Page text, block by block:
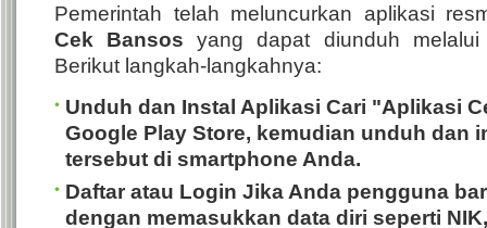
Pemerintah telah meluncurkan aplikasi
Cek Bansos yang dapat diunduh
Berikut langkah-langkahnya:
Unduh dan Instal Aplikasi Cari "Aplikasi
Google Play Store, kemudian unduh dan
tersebut di smartphone Anda.
Daftar atau Login Jika Anda pengguna
dengan memasukkan data diri seperti